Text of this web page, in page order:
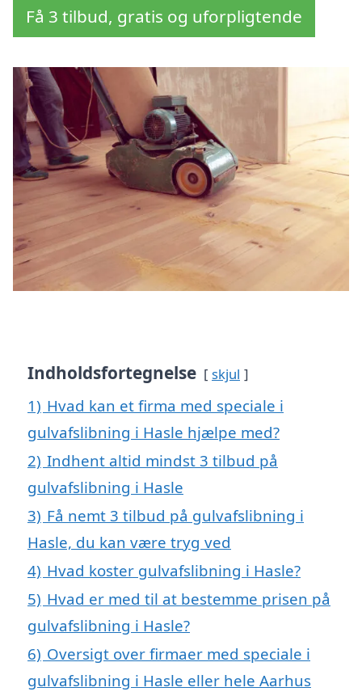
Få 3 tilbud, gratis og uforpligtende
Indholdsfortegnelse skjul
1) Hvad kan et firma med speciale i
gulvafslibning i Hasle hjælpe med?
2) Indhent altid mindst 3 tilbud på
gulvafslibning i Hasle
3) Få nemt 3 tilbud på gulvafslibning i
Hasle, du kan være tryg ved
4) Hvad koster gulvafslibning i Hasle?
5) Hvad er med til at bestemme prisen på
gulvafslibning i Hasle?
6) Oversigt over firmaer med speciale i
gulvafslibning i Hasle eller hele Aarhus